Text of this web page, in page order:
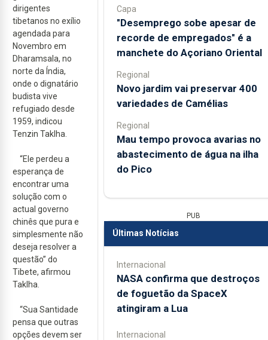
dirigentes
tibetanos no exílio
agendada para
Novembro em
Dharamsala, no
norte da Índia,
onde o dignatário
budista vive
refugiado desde
1959, indicou
Tenzin Taklha.
“Ele perdeu a
esperança de
encontrar uma
solução com o
actual governo
chinês que pura e
simplesmente não
deseja resolver a
questão” do
Tibete, afirmou
Taklha.
“Sua Santidade
pensa que outras
opções devem ser
Capa
"Desemprego sobe apesar de
recorde de empregados" é a
manchete do Açoriano Oriental
Regional
Novo jardim vai preservar 400
variedades de Camélias
Regional
Mau tempo provoca avarias no
abastecimento de água na ilha
do Pico
PUB
Últimas Notícias
Internacional
NASA confirma que destroços
de foguetão da SpaceX
atingiram a Lua
Internacional